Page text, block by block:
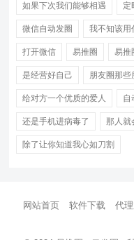
如果下次我们能够相遇 定
微信自动发圈 我不知该用
打开微信 易推圈 易推
是经营好自己 朋友圈那些
给对方一个优质的爱人 自
还是手机进病毒了 那人就
除了让你知道我心如刀割
网站首页 软件下载 代